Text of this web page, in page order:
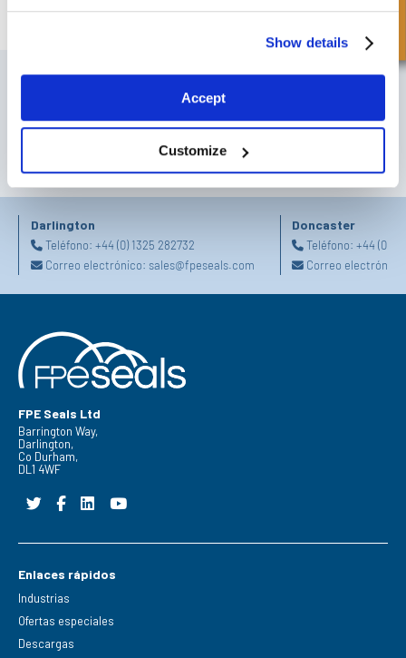
Show details
Accept
Customize
SUSCRÍBETE A NUESTRO BOLETÍN
No olvide suscribirse a nuestro boletín para recibir detalles de nuestras
últimas ofertas especiales y nuevos productos.
Darlington
Teléfono: +44 (0) 1325 282732
Correo electrónico: sales@fpeseals.com
Doncaster
Teléfono:+44 (0)
Correo
FPE Seals Ltd
Barrington Way,
Darlington,
Co Durham,
DL1 4WF
Enlaces rápidos
Industrias
Ofertas especiales
Descargas